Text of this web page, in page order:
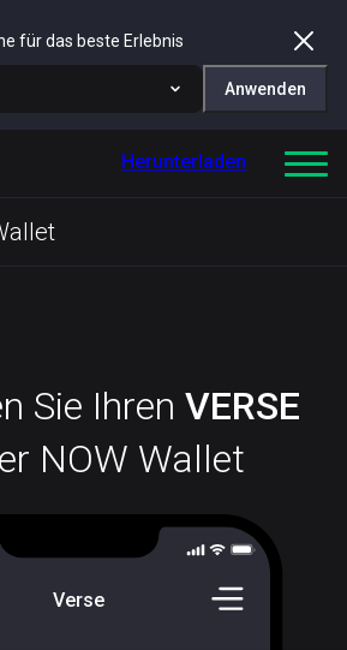
für das beste Erlebnis
Anwenden
Herunterladen
Sie Ihren VERSE
NOW Wallet
Verse